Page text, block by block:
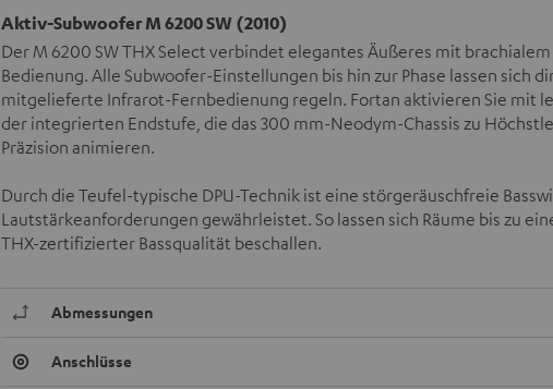
Aktiv-Subwoofer M 6200 SW (2010)
Der M 6200 SW THX Select verbindet elegantes Äußeres mit
Bedienung. Alle Subwoofer-Einstellungen bis hin zur Phase lassen sich
mitgelieferte Infrarot-Fernbedienung regeln. Fortan aktivieren Sie mit
der integrierten Endstufe, die das 300 mm-Neodym-Chassis zu
Präzision animieren.
Durch die Teufel-typische DPU-Technik ist eine störgeräuschfreie
Lautstärkeanforderungen gewährleistet. So lassen sich Räume bis zu
THX-zertifizierter Bassqualität beschallen.
Abmessungen
Anschlüsse